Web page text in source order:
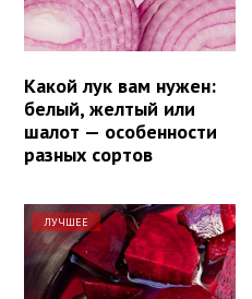
Какой лук вам нужен:
белый, желтый или
шалот — особенности
разных сортов
ЛУЧШЕЕ